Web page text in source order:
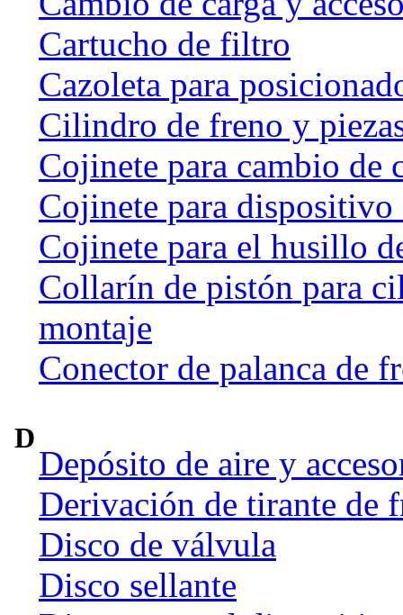
Cartucho de filtro
Cazoleta para
Cilindro de freno y
Cojinete para cambio de
Cojinete para
Cojinete para el husillo
Collarín de pistón para
montaje
Conector de palanca de
D
Depósito de aire y
Derivación de tirante de
Disco de válvula
Disco sellante